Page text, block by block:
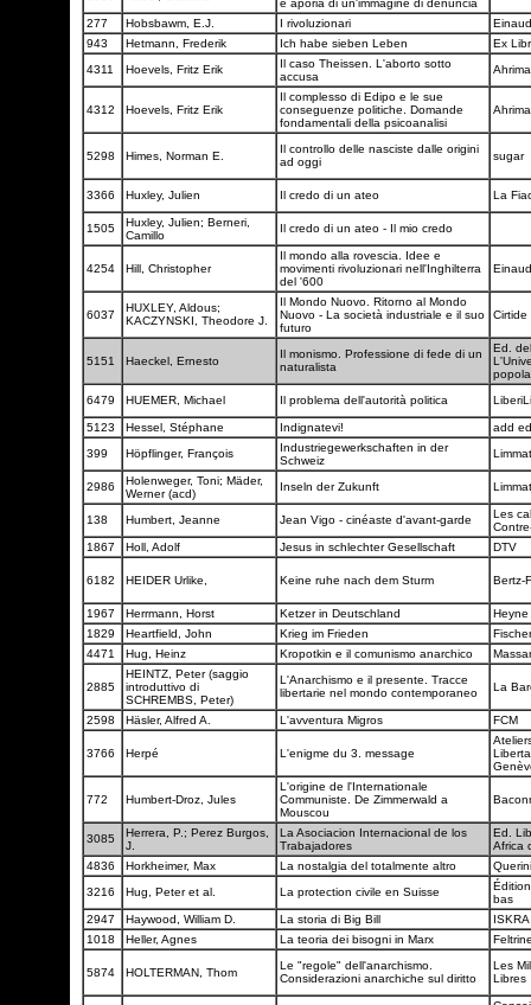
e aporia di un'immagine di denuncia
277
Hobsbawm, E.J. I rivoluzionari
943
Hetmann, Frederik Ich habe sieben Leben
Ex
4311
Hoevels, Fritz Erik
Il caso Theissen. L'aborto sotto
accusa
4312 Hoevels, Fritz Erik
Il complesso di Edipo e le sue
conseguenze politiche. Domande
fondamentali della psicoanalisi
5298 Himes, Norman E.
Il controllo delle nasciste dalle origini
ad oggi
sugar
3366 Huxley, Julien Il credo di un ateo La
1505
Huxley, Julien; Berneri,
Camillo
Il credo di un ateo - Il mio credo
4254 Hill, Christopher
Il mondo alla rovescia. Idee e
movimenti rivoluzionari nell'Inghilterra
del '600
6037
HUXLEY, Aldous;
KACZYNSKI, Theodore J.
Il Mondo Nuovo. Ritorno al Mondo
Nuovo - La società industriale e il suo
futuro
Cirtide
5151 Haeckel, Ernesto
Il monismo. Professione di fede di un
naturalista
Ed.
6479
HUEMER, Michael Il problema dell'autorità politica
5123 Hessel, Stéphane Indignatevi!
add
399
Höpflinger, François
Industriegewerkschaften in der
Schweiz
2986
Holenweger, Toni; Mäder,
Werner (acd)
Inseln der Zukunft
138 Humbert, Jeanne Jean Vigo - cinéaste d'avant-garde
Les
1867
Holl, Adolf Jesus in schlechter Gesellschaft DTV
6182 HEIDER Urlike, Keine ruhe nach dem Sturm Bertz-
1967 Herrmann, Horst Ketzer in Deutschland
Heyne
1829
Heartfield, John Krieg im Frieden
4471
Hug, Heinz Kropotkin e il comunismo anarchico
2885
HEINTZ, Peter (saggio
introduttivo di
SCHREMBS, Peter)
L'Anarchismo e il presente. Tracce
libertarie nel mondo contemporaneo
La
2598 Häsler, Alfred A. L'avventura Migros FCM
3766 Herpé L'enigme du 3. message
772 Humbert-Droz, Jules
L'origine de l'Internationale
Communiste. De Zimmerwald a
Mouscou
3085
Herrera, P.; Perez Burgos,
J.
La Asociacion Internacional de los
Trabajadores
Ed.
Africa
4836
Horkheimer, Max La nostalgia del totalmente altro
3216
Hug, Peter et al. La protection civile en Suisse
bas
2947
Haywood, William D. La storia di Big Bill
1018
Heller, Agnes La teoria dei bisogni in Marx
5874 HOLTERMAN, Thom
Le "regole" dell'anarchismo.
Considerazioni anarchiche sul diritto
Les
Libres